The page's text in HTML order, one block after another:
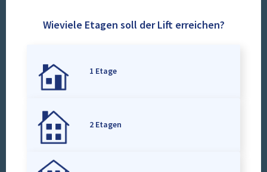
Wieviele Etagen soll der Lift erreichen?
1 Etage
2 Etagen